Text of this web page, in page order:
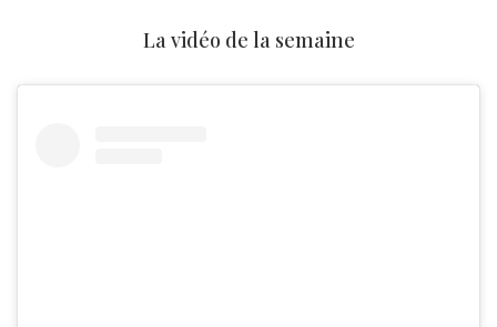
La vidéo de la semaine